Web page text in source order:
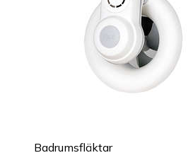
Badrumsfläktar